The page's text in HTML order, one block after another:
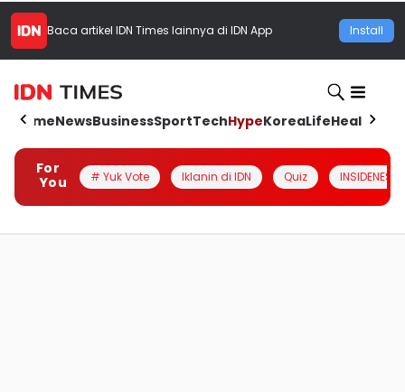
Baca artikel IDN Times lainnya di IDN App Install
HomeNewsBusinessSportTechHypeKoreaLifeHealth
For
You
# Yuk Vote Iklanin di IDN Quiz INSIDENESIA